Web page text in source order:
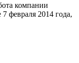
компании
февраля 2014 года,